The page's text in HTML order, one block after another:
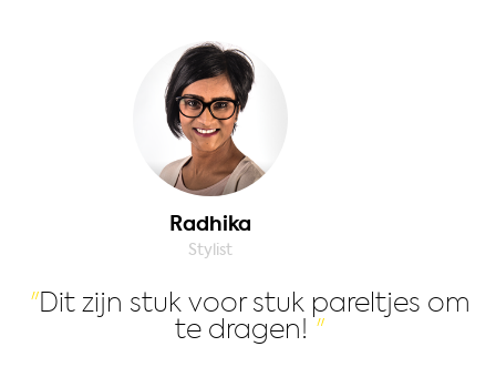
Radhika
Stylist
Dit zijn stuk voor stuk pareltjes om
te dragen!